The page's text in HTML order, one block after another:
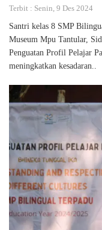
Terbit : Senin, 9 Des 2024
Santri kelas 8 SMP
Museum Mpu Tantular,
Penguatan Profil Pelajar
meningkatkan kesadaran..